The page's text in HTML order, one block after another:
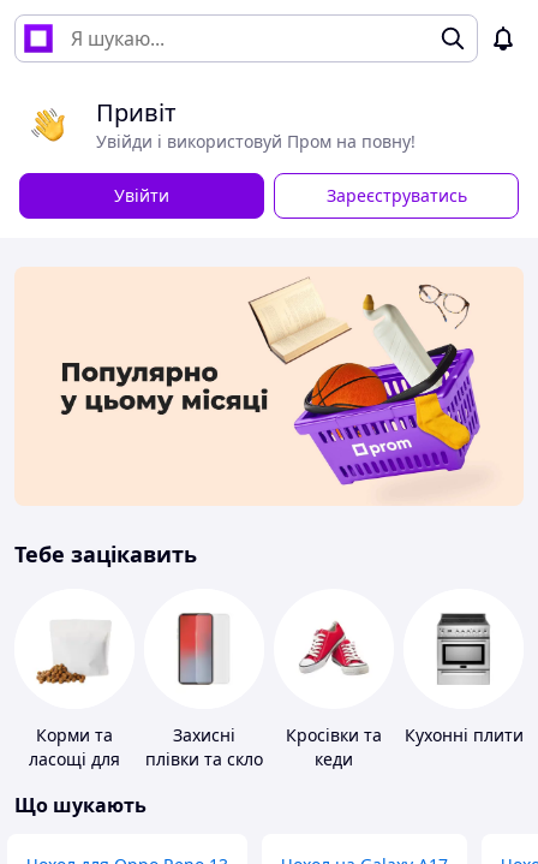
Привіт
Увійди і використовуй Пром на повну!
Увійти Зареєструватись
Тебе зацікавить
Корми та
ласощі для
тварин і
Захисні
плівки та скло
Кросівки та
кеди
Кухонні плити
Що шукають